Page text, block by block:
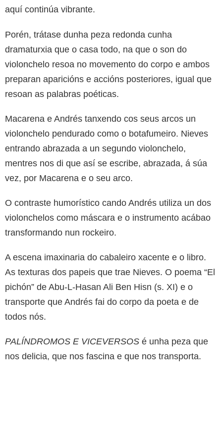
aquí continúa vibrante.
Porén, trátase dunha peza redonda cunha
dramaturxia que o casa todo, na que o son do
violonchelo resoa no movemento do corpo e ambos
preparan aparicións e accións posteriores, igual que
resoan as palabras poéticas.
Macarena e Andrés tanxendo cos seus arcos un
violonchelo pendurado como o botafumeiro. Nieves
entrando abrazada a un segundo violonchelo,
mentres nos di que así se escribe, abrazada, á súa
vez, por Macarena e o seu arco.
O contraste humorístico cando Andrés utiliza un dos
violonchelos como máscara e o instrumento acábao
transformando nun rockeiro.
A escena imaxinaria do cabaleiro xacente e o libro.
As texturas dos papeis que trae Nieves. O poema “El
pichón” de Abu-L-Hasan Ali Ben Hisn (s. XI) e o
transporte que Andrés fai do corpo da poeta e de
todos nós.
PALÍNDROMOS E VICEVERSOS é unha peza que
nos delicia, que nos fascina e que nos transporta.